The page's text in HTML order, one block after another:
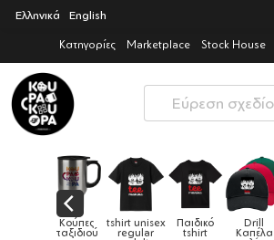
Ελληνικά English
Κατηγορίες Marketplace Stock House
Drill
Καπέλα
Καπέλα
ενηλίκων
Καπέλα
παιδικά Κούπες